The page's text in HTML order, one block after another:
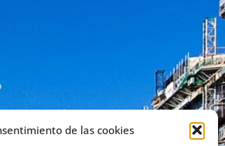
de las cookies
y la comunidad